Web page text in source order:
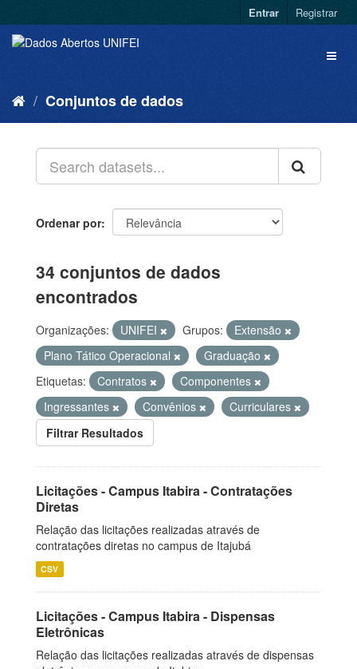
Entrar Registrar
Conjuntos de dados
Ordenar por
34 conjuntos de dados
encontrados
Organizações: UNIFEI Grupos:
Extensão
Plano Tático Operacional
Graduação
Etiquetas:
Contratos
Componentes
Ingressantes
Convênios
Curriculares
Filtrar Resultados
Licitações - Campus Itabira - Contratações
Diretas
Relação das licitações realizadas através de
contratações diretas no campus de Itajubá
CSV
Licitações - Campus Itabira - Dispensas
Eletrônicas
Relação das licitações realizadas através de dispensas